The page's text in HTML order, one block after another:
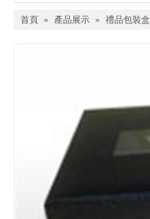
首頁 » 產品展示 » 禮品包裝盒